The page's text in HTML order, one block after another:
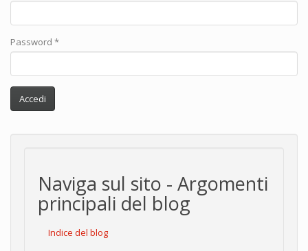
Password *
Accedi
Naviga sul sito - Argomenti
principali del blog
Indice del blog